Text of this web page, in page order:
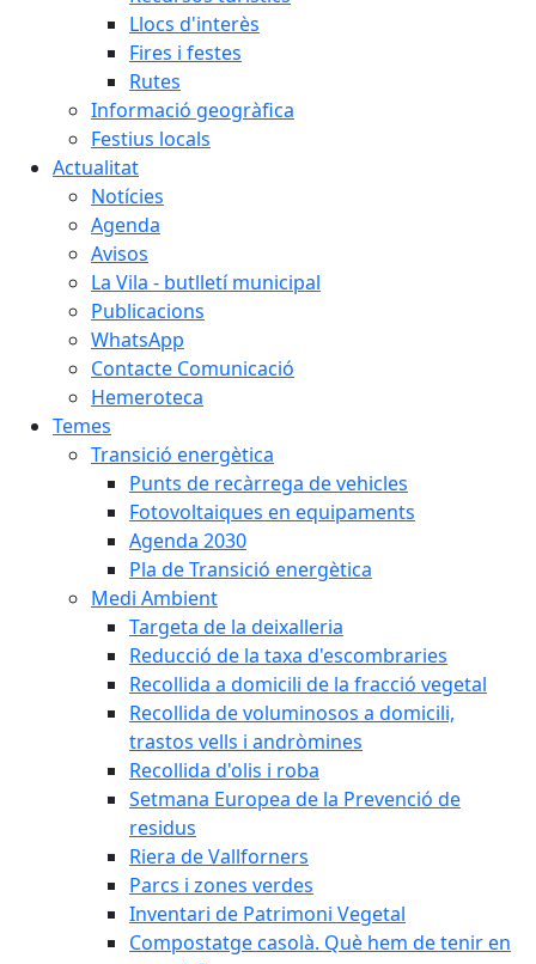
Llocs d'interès
Fires i festes
Rutes
Informació geogràfica
Festius locals
Actualitat
Notícies
Agenda
Avisos
La Vila - butlletí municipal
Publicacions
WhatsApp
Contacte Comunicació
Hemeroteca
Temes
Transició energètica
Punts de recàrrega de vehicles
Fotovoltaiques en equipaments
Agenda 2030
Pla de Transició energètica
Medi Ambient
Targeta de la deixalleria
Reducció de la taxa d'escombraries
Recollida a domicili de la fracció vegetal
Recollida de voluminosos a domicili,
trastos vells i andròmines
Recollida d'olis i roba
Setmana Europea de la Prevenció de
residus
Riera de Vallforners
Parcs i zones verdes
Inventari de Patrimoni Vegetal
Compostatge casolà. Què hem de tenir en